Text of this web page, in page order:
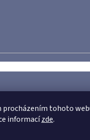
procházením tohoto
informacízde.